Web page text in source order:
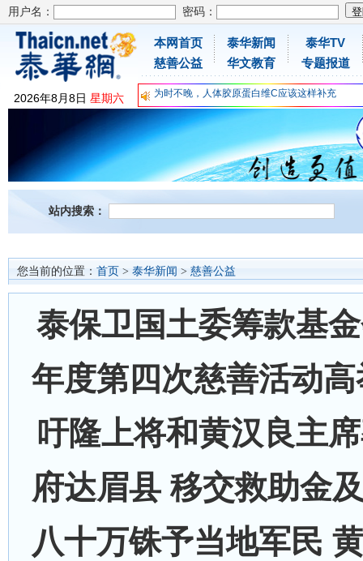
用户名： 密码：
2026年8月8日 星期六
本网首页
慈善公益
泰华新闻
华文教育
泰华TV
专题报道
为时不晚，人体胶原蛋白维C应该这样补充
关爱儿童健康，免费领取日本原装尤妮佳超立体
抗击疫情：每天一瓶增强自身免疫力！
为时不晚，人体胶原蛋白维C应该这样补充
关爱儿童健康，免费领取日本原装尤妮佳超立体
抗击疫情：每天一瓶增强自身免疫力！
站内搜索：
您当前的位置： 首页 > 泰华新闻 > 慈善公益
泰保卫国土委筹款基
年度第四次慈善活动
吁隆上将和黄汉良主
府达眉县 移交救助金
八十万铢予当地军民